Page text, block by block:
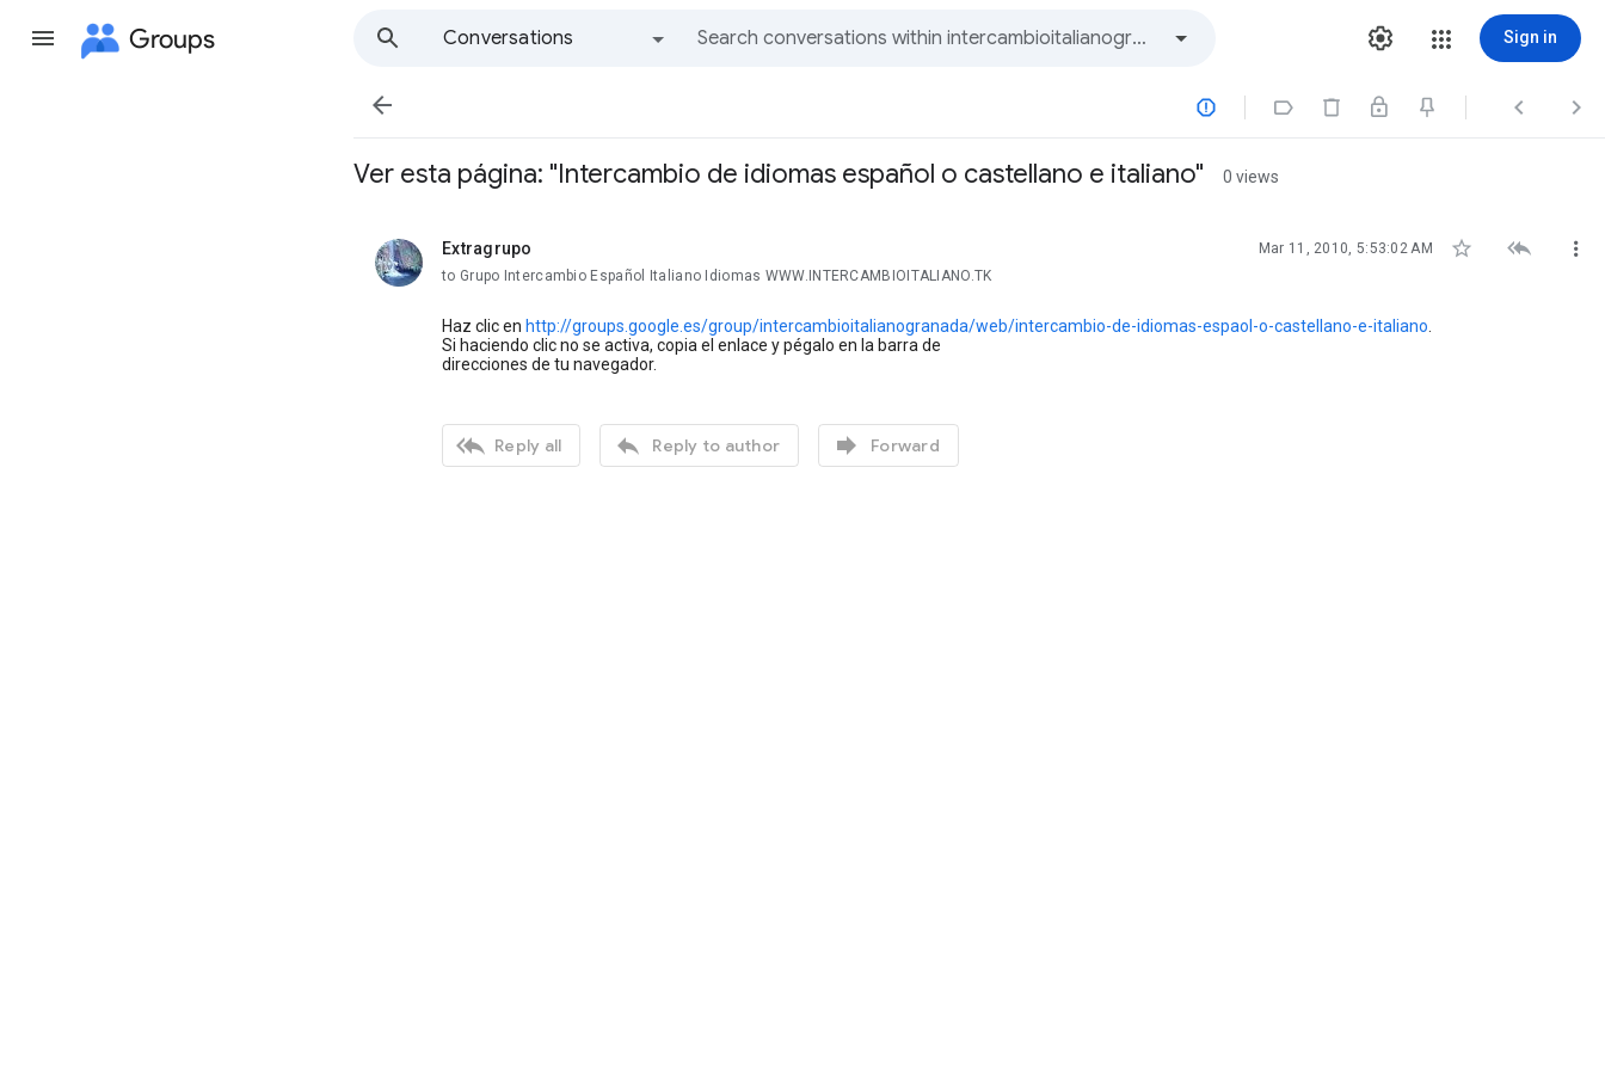
Groups
Conversations
Sign in
    
Ver esta página: "Intercambio de idiomas español o castellano e italiano" 0 views
Extragrupo
unread, Mar 11, 2010, 5:53:02 AM   
to Grupo Intercambio Español Italiano Idiomas WWW.INTERCAMBIOITALIANO.TK
Haz clic en http://groups.google.es/group/intercambioitalianogranada/web/intercambio-de-idiomas-espaol-o-castellano-e-italiano
Si haciendo clic no se activa, copia el enlace y pégalo en la barra de
direcciones de tu navegador.
 Reply all  Reply to author  Forward